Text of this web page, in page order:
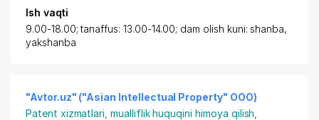
Ish vaqti
9.00-18.00; tanaffus: 13.00-14.00; dam olish kuni: shanba,
yakshanba
"Avtor.uz" ("Asian Intellectual Property" OOO)
Patent xizmatlari, mualliflik huquqini himoya qilish